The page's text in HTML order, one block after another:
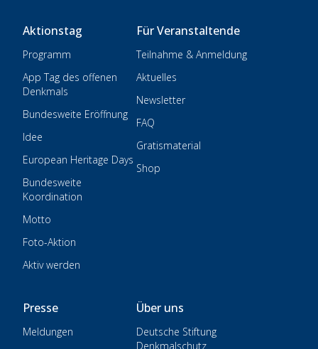
Aktionstag
Programm
App Tag des offenen
Denkmals
Bundesweite Eröffnung
Idee
European Heritage Days
Bundesweite
Koordination
Motto
Foto-Aktion
Aktiv werden
Für Veranstaltende
Teilnahme & Anmeldung
Aktuelles
Newsletter
FAQ
Gratismaterial
Shop
Presse
Meldungen
Über uns
Deutsche Stiftung
Denkmalschutz